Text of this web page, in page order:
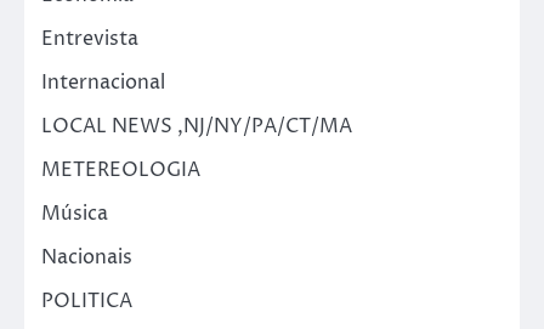
Entrevista
Internacional
LOCAL NEWS ,NJ/NY/PA/CT/MA
METEREOLOGIA
Música
Nacionais
POLITICA